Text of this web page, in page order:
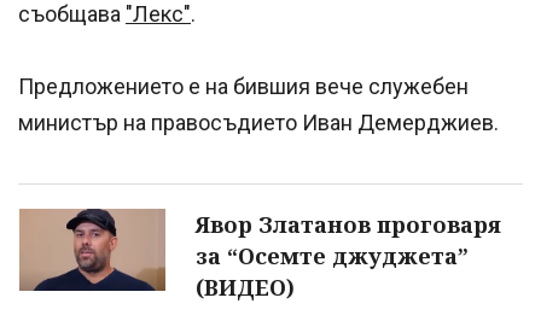
съобщава "Лекс".
Предложението е на бившия вече служебен
министър на правосъдието Иван Демерджиев.
Явор Златанов проговаря
за “Осемте джуджета”
(ВИДЕО)